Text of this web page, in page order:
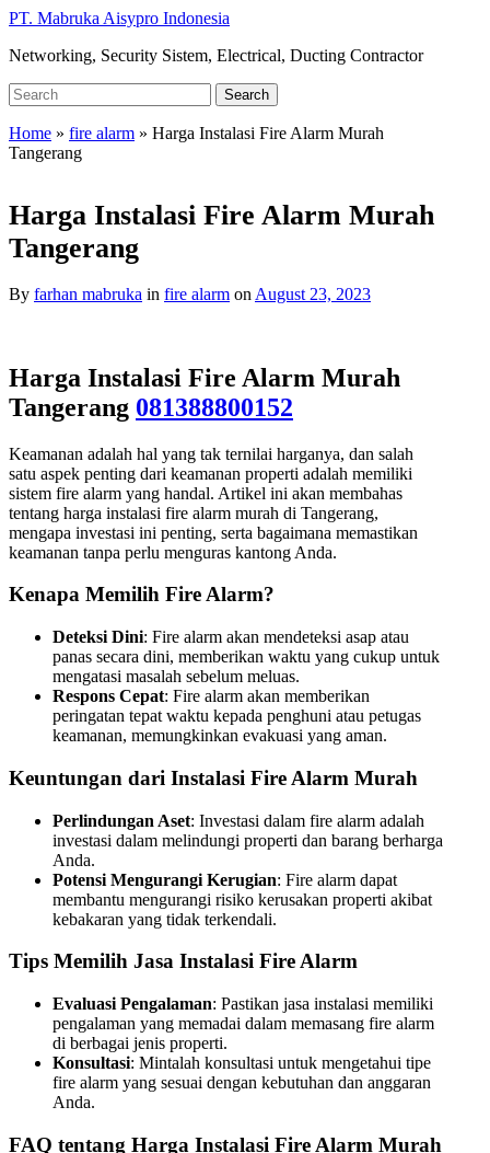
Skip
main
PT. Mabruka Aisypro Indonesia
Networking, Security Sistem, Electrical, Ducting Contractor
Search
for:
Search
Home » fire alarm » Harga Instalasi Fire Alarm Murah
Tangerang
Harga Instalasi Fire Alarm Murah
Tangerang
By farhan mabruka in fire alarm on August 23, 2023
Harga Instalasi Fire Alarm Murah
Tangerang 081388800152
Keamanan adalah hal yang tak ternilai harganya, dan salah
satu aspek penting dari keamanan properti adalah memiliki
sistem fire alarm yang handal. Artikel ini akan membahas
tentang harga instalasi fire alarm murah di Tangerang,
mengapa investasi ini penting, serta bagaimana memastikan
keamanan tanpa perlu menguras kantong Anda.
Kenapa Memilih Fire Alarm?
Deteksi Dini: Fire alarm akan mendeteksi asap atau
panas secara dini, memberikan waktu yang cukup untuk
mengatasi masalah sebelum meluas.
Respons Cepat: Fire alarm akan memberikan
peringatan tepat waktu kepada penghuni atau petugas
keamanan, memungkinkan evakuasi yang aman.
Keuntungan dari Instalasi Fire Alarm Murah
Perlindungan Aset: Investasi dalam fire alarm adalah
investasi dalam melindungi properti dan barang berharga
Anda.
Potensi Mengurangi Kerugian: Fire alarm dapat
membantu mengurangi risiko kerusakan properti akibat
kebakaran yang tidak terkendali.
Tips Memilih Jasa Instalasi Fire Alarm
Evaluasi Pengalaman: Pastikan jasa instalasi memiliki
pengalaman yang memadai dalam memasang fire alarm
di berbagai jenis properti.
Konsultasi: Mintalah konsultasi untuk mengetahui tipe
fire alarm yang sesuai dengan kebutuhan dan anggaran
Anda.
FAQ tentang Harga Instalasi Fire Alarm Murah